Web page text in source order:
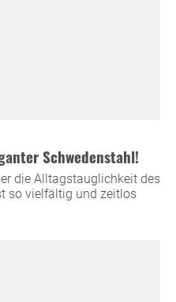
Schwedenstahl!
die Alltagstauglichkeit des
so vielfältig und zeitlos